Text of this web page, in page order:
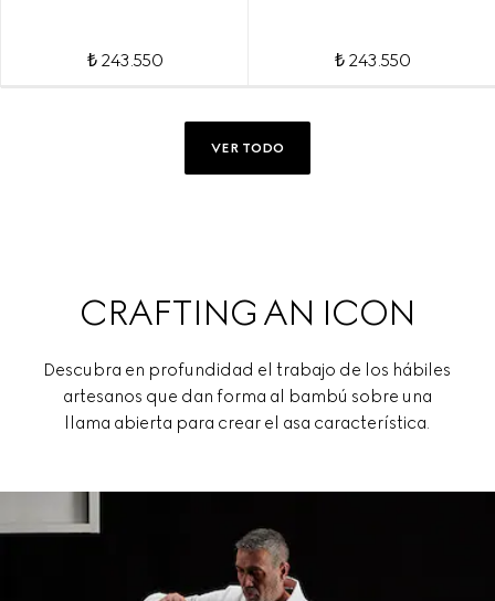
₺ 243.550 ₺ 243.550
VER TODO
CRAFTING AN ICON
Descubra en profundidad el trabajo de los hábiles
artesanos que dan forma al bambú sobre una
llama abierta para crear el asa característica.